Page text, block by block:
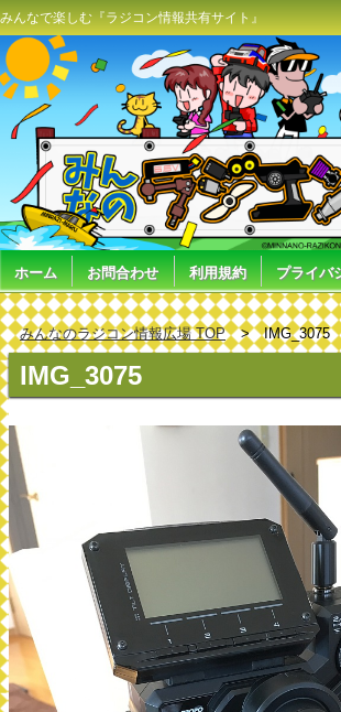
みんなで楽しむ『ラジコン情報共有サイト』
ホーム お問合わせ 利用規約 プライバ
みんなのラジコン情報広場 TOP IMG_3075
IMG_3075